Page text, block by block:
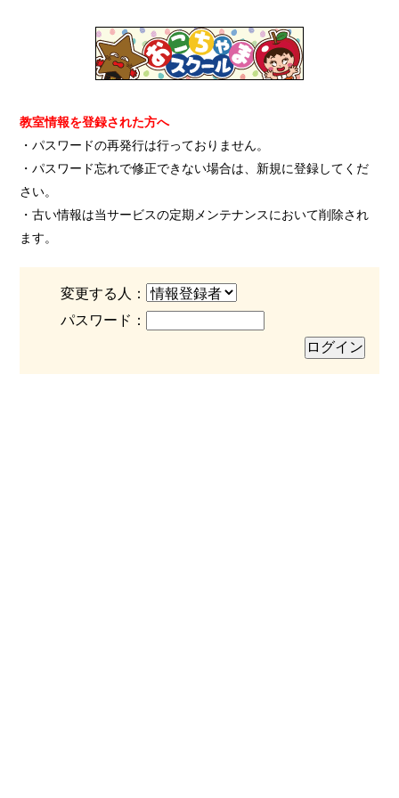
教室情報を登録された方へ
・パスワードの再発行は行っておりません。
・パスワード忘れで修正できない場合は、新規に登録してくだ
さい。
・古い情報は当サービスの定期メンテナンスにおいて削除され
ます。
変更する人：
パスワード：